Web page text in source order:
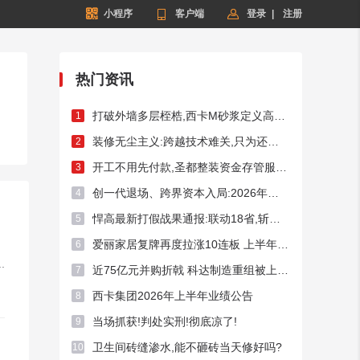
 小程序  客户端  登录 注册
热门资讯
1
2
3
4
5
6
7
8 西卡集团2026年上半年业绩公告
9 当场抓获!判处实刑!彻底凉了!
10 卫生间砖缝渗水,能不砸砖当天修好吗?